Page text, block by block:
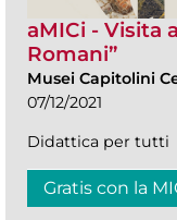
aMICi - Visita
Romani”
Musei Capitolini
07/12/2021
Didattica per tutti
Gratis con la